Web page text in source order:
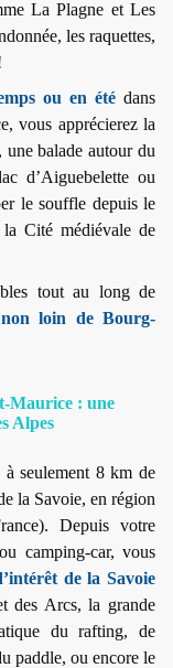
La Plagne et Les
les raquettes,
ou en étédans
vous apprécierez la
balade autour du
d’Aiguebelette ou
le souffle depuis le
Cité médiévale de
tout au long de
loin de Bourg-
Maurice : une
Alpes
seulement 8 km de
la Savoie, en région
Depuis votre
camping-car, vous
de la Savoie
des Arcs, la grande
du rafting, de
paddle, ou encore le